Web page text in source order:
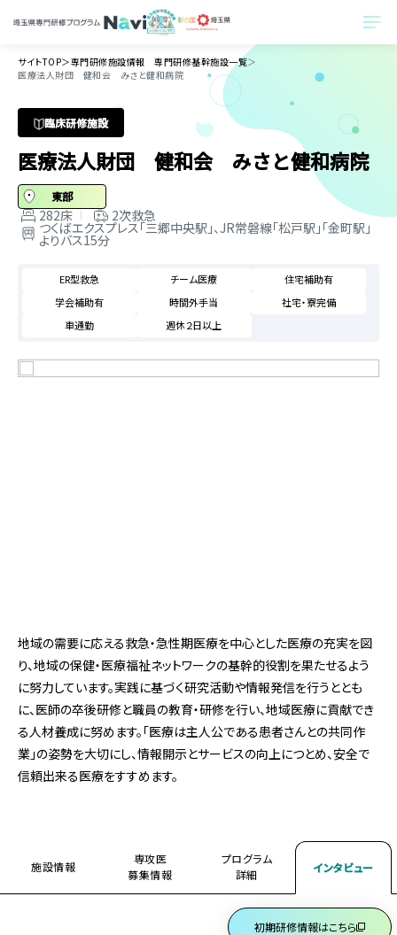
サイトTOP＞専門研修施設情報 専門研修基幹施設一覧＞
医療法人財団 健和会 みさと健和病院
臨床研修施設
医療法人財団 健和会 みさと健和病院
東部
282床 2次救急
つくばエクスプレス「三郷中央駅」、JR常磐線「松戸駅」「金町駅」
よりバス15分
ER型救急 チーム医療
住宅補助有
学会補助有
時間外手当
社宅・寮完備
車通勤
週休２日以上
地域の需要に応える救急・急性期医療を中心とした医療の充実を図
り、地域の保健・医療福祉ネットワークの基幹的役割を果たせるよう
に努力しています。実践に基づく研究活動や情報発信を行うととも
に、医師の卒後研修と職員の教育・研修を行い、地域医療に貢献でき
る人材養成に努めます。「医療は主人公である患者さんとの共同作
業」の姿勢を大切にし、情報開示とサービスの向上につとめ、安全で
信頼出来る医療をすすめます。
施設情報
専攻医
募集情報
プログラム
詳細
インタビュー
初期研修情報はこちら